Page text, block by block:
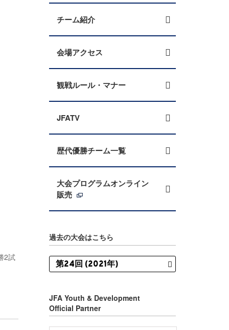
2試
チーム紹介
会場アクセス
観戦ルール・マナー
JFATV
歴代優勝チーム一覧
大会プログラムオンライン
販売
過去の大会はこちら
JFA Youth & Development
Official Partner